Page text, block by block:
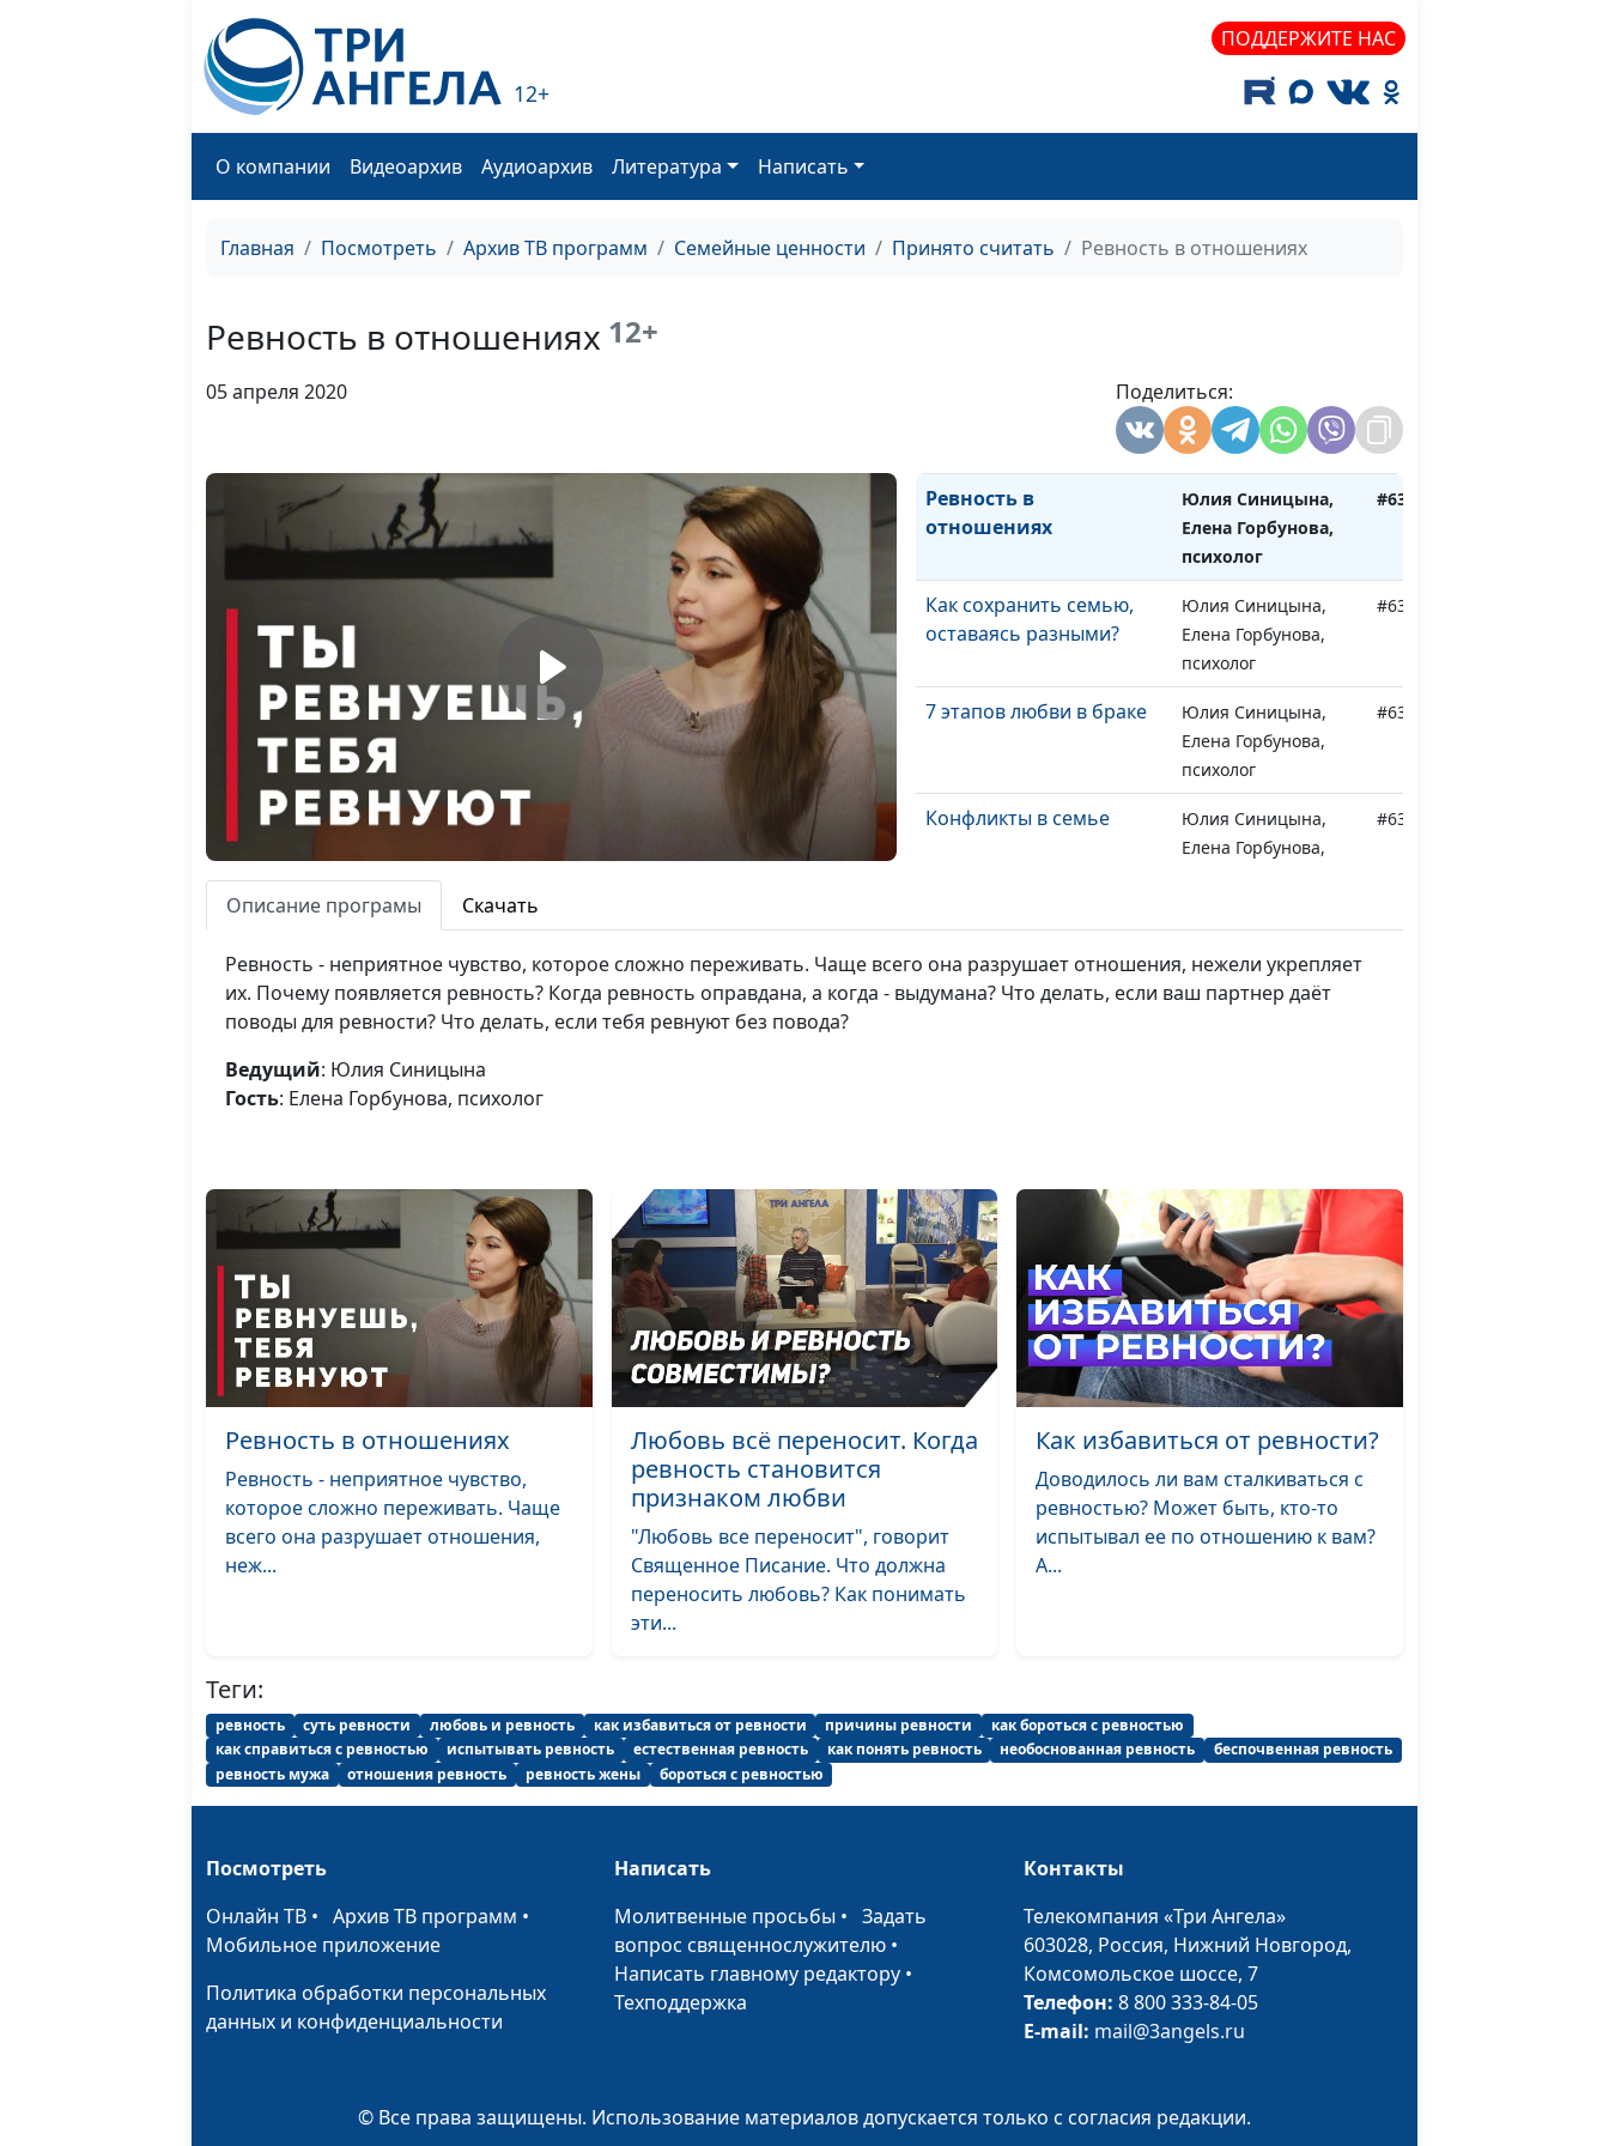
12+
ПОДДЕРЖИТЕ НАС
О компании Видеоархив Аудиоархив Литература Написать
Главная Посмотреть Архив ТВ программ Семейные ценности Принято считать Ревность в отношениях
Ревность в отношениях 12+
05 апреля 2020 Поделиться:
психолог
Юлия Синицына,
Елена Горбунова,
психолог
после рождения
Елена Горбунова,
Что разрушает семью?
Юлия Синицына,
Елена Горбунова,
психолог
Ревность в
отношениях
Юлия Синицына,
Елена Горбунова,
психолог
#634
Как сохранить семью,
оставаясь разными?
Юлия Синицына,
Елена Горбунова,
психолог
#633
7 этапов любви в браке
Юлия Синицына,
Елена Горбунова,
психолог
#632
Конфликты в семье
Юлия Синицына,
Елена Горбунова,
#631
Обиды в семье
Юлия Синицына,
#630
психолог
Когда эмоциональный
интеллект мешает
Юлия Синицына,
Александр Сахаров,
священнослужитель,
психолог,
консультант
семейных
7 шагов к высокому
эмоциональному
Александр Сахаров,
священнослужитель,
тебя поняли?
Александр Сахаров,
священнослужитель,
консультант
Как управлять своим
Юлия Синицына,
Александр Сахаров,
священнослужитель,
психолог,
консультант
Как научиться говорить Юлия Синицына,
Описание програмы Скачать
Ревность - неприятное чувство, которое сложно переживать. Чаще всего она разрушает отношения, нежели укрепляет
их. Почему появляется ревность? Когда ревность оправдана, а когда - выдумана? Что делать, если ваш партнер даёт
поводы для ревности? Что делать, если тебя ревнуют без повода?
Ведущий: Юлия Синицына
Гость: Елена Горбунова, психолог
Ревность в отношениях
Ревность - неприятное чувство,
которое сложно переживать. Чаще
всего она разрушает отношения,
неж...
Любовь всё переносит. Когда
ревность становится
признаком любви
"Любовь все переносит", говорит
Священное Писание. Что должна
переносить любовь? Как понимать
эти...
Как избавиться от ревности?
Доводилось ли вам сталкиваться с
ревностью? Может быть, кто-то
испытывал ее по отношению к вам?
А...
Теги:
ревность суть ревности любовь и ревность как избавиться от ревности причины ревности
как бороться с ревностью
как справиться с ревностью
испытывать ревность естественная ревность как понять ревность необоснованная ревность
беспочвенная ревность
ревность мужа
отношения ревность ревность жены бороться с ревностью
Посмотреть
Онлайн ТВ • Архив ТВ программ •
Мобильное приложение
Политика обработки персональных
данных и конфиденциальности
Написать
Молитвенные просьбы •Задать
вопрос священнослужителю •
Написать главному редактору •
Техподдержка
Контакты
Телекомпания «Три Ангела»
603028, Россия, Нижний Новгород,
Комсомольское шоссе, 7
Телефон: 8 800 333-84-05
E-mail: mail@3angels.ru
© Все права защищены. Использование материалов допускается только с согласия редакции.